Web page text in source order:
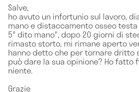
Salve,
ho avuto un infortunio sul lavoro,
mano e distaccamento osseo
5° dito mano", dopo 20 giorni di
rimasto storto, mi rimane aperto
hanno detto che per tornare dritto
può dare la sua opinione? Ho fatto
niente.
Grazie